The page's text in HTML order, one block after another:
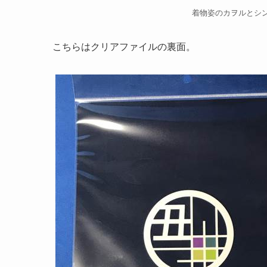
着物姿のカヲルとシ
こちらはクリアファイルの裏面。